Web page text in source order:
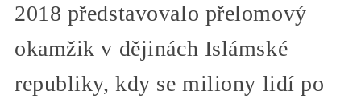
2018 představovalo přelomový
okamžik v dějinách Islámské
republiky, kdy se miliony lidí po